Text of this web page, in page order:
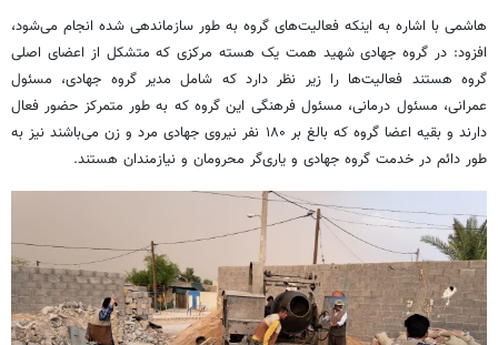
هاشمی با اشاره به اینکه فعالیت‌های گروه به طور سازماندهی شده انجام می‌شود،
افزود: در گروه جهادی شهید همت یک هسته مرکزی که متشکل از اعضای اصلی
گروه هستند فعالیت‌ها را زیر نظر دارد که شامل مدیر گروه جهادی، مسئول
عمرانی، مسئول درمانی، مسئول فرهنگی این گروه که به طور متمرکز حضور فعال
دارند و بقیه اعضا گروه که بالغ بر ۱۸۰ نفر نیروی جهادی مرد و زن می‌باشند نیز به
طور دائم در خدمت گروه جهادی و یاری‌گر محرومان و نیازمندان هستند.